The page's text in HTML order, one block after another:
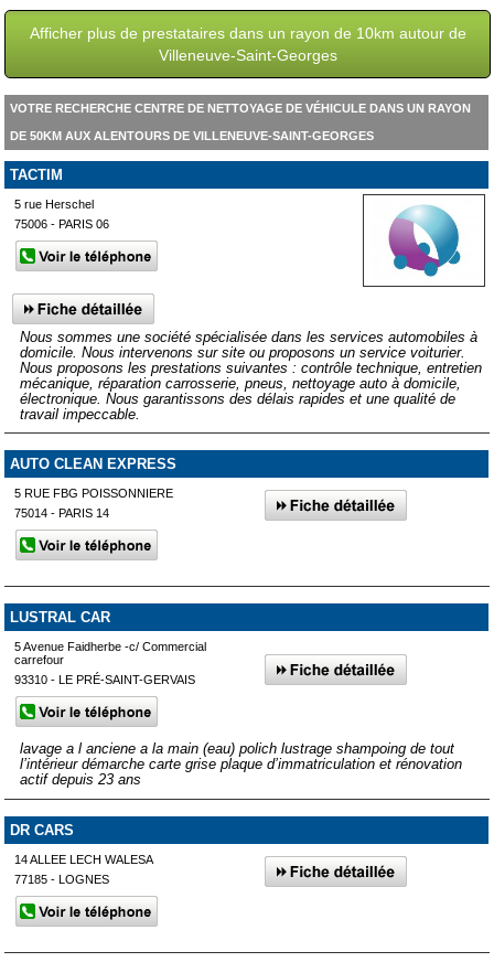
Afficher plus de prestataires dans un rayon de 10km autour de
Villeneuve-Saint-Georges
VOTRE RECHERCHE CENTRE DE NETTOYAGE DE VÉHICULE DANS UN RAYON
DE 50KM AUX ALENTOURS DE VILLENEUVE-SAINT-GEORGES
TACTIM
5 rue Herschel
75006 - PARIS 06
Nous sommes une société spécialisée dans les services automobiles à
domicile. Nous intervenons sur site ou proposons un service voiturier.
Nous proposons les prestations suivantes : contrôle technique, entretien
mécanique, réparation carrosserie, pneus, nettoyage auto à domicile,
électronique. Nous garantissons des délais rapides et une qualité de
travail impeccable.
AUTO CLEAN EXPRESS
5 RUE FBG POISSONNIERE
75014 - PARIS 14
LUSTRAL CAR
5 Avenue Faidherbe -c/ Commercial
carrefour
93310 - LE PRÉ-SAINT-GERVAIS
lavage a l anciene a la main (eau) polich lustrage shampoing de tout
l’intérieur démarche carte grise plaque d’immatriculation et rénovation
actif depuis 23 ans
DR CARS
14 ALLEE LECH WALESA
77185 - LOGNES